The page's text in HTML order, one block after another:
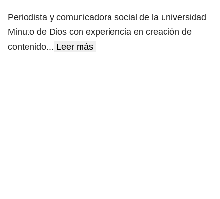
Periodista y comunicadora social de la universidad
Minuto de Dios con experiencia en creación de
contenido... Leer más